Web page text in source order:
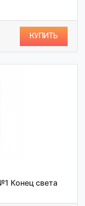
КУПИТЬ
Конец света